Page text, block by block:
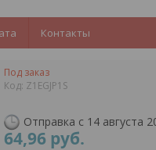
Контакты
Под заказ
Код: Z1EGJP1S
Отправка с 14 августа
64,96 руб.